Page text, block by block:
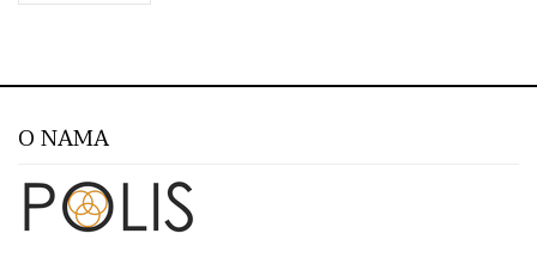
O NAMA